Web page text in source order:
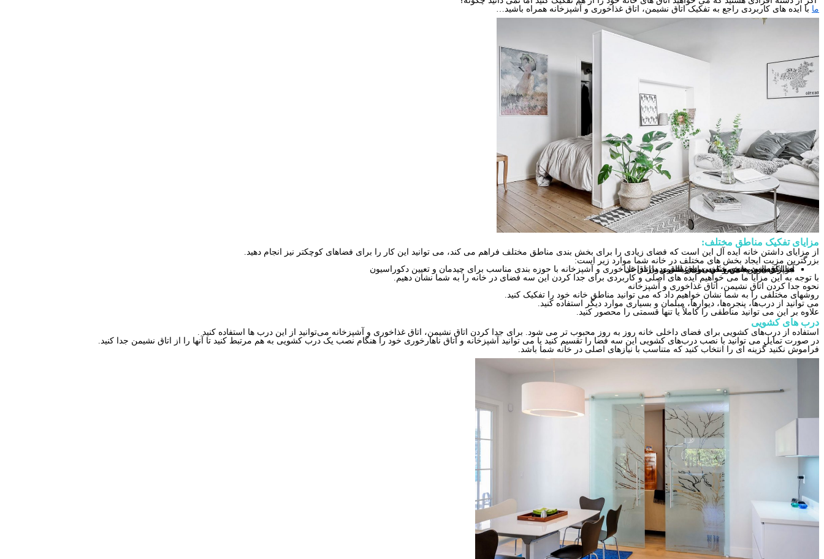
ما با ایده های کاربردی راجع به تفکیک اتاق نشیمن، اتاق غذاخوری و آشپزخانه همراه باشید…
مزایای تفکیک مناطق مختلف:
از مزایای داشتن خانه ایده آل این است که فضای زیادی را برای بخش بندی مناطق مختلف فراهم می کند، می توانید این کار را برای فضاهای کوچکتر نیز انجام دهید.
بزرگترین مزیت ایجاد بخش های مختلف در خانه شما موارد زیر است:
هر اتاق بخش بندی و صمیمیت بیشتری دارد.
تمایز فعالیت های مختلف در هر اتاق بدون تداخل
آشپزی بدون پخش شدن بوی غذا
جدا کردن و مشخص کردن اتاق نشیمن ، اتاق غذاخوری و آشپزخانه با حوزه بندی مناسب برای چیدمان و تعیین دکوراسیون
با توجه به این مزایا ما می خواهیم ایده های اصلی و کاربردی برای جدا کردن این سه فضای در خانه را به شما نشان دهیم.
نحوه جدا کردن اتاق نشیمن، اتاق غذاخوری و آشپزخانه
روشهای مختلفی را به شما نشان خواهیم داد که می توانید مناطق خانه خود را تفکیک کنید.
می توانید از درب‌ها، پنجره‌ها، دیوارها، مبلمان و بسیاری موارد دیگر استفاده کنید.
علاوه بر این می توانید مناطقی را کاملاً یا تنها قسمتی را محصور کنید.
درب های کشویی
استفاده از درب‌های کشویی برای فضای داخلی خانه روز به روز محبوب تر می شود. برای جدا کردن اتاق نشیمن، اتاق غذاخوری و آشپزخانه می‌توانید از این درب ها استفاده کنید .
در صورت تمایل می توانید با نصب درب‌های کشویی این سه فضا را تقسیم کنید یا می توانید آشپزخانه و اتاق ناهارخوری خود را هنگام نصب یک درب کشویی به هم مرتبط کنید تا آنها را از اتاق نشیمن جدا کنید.
فراموش نکنید گزینه ای را انتخاب کنید که متناسب با نیازهای اصلی در خانه شما باشد.